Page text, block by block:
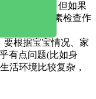
本不在乎他; 但如果
议做微量元素检查作
根据宝宝情况、家
有点问题(比如身
活环境比较复杂，